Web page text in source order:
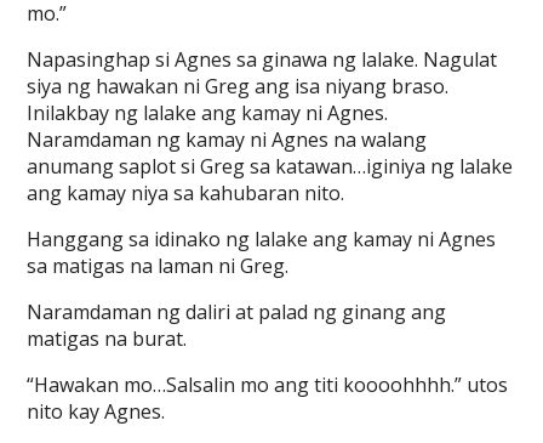
mo.”
Napasinghap si Agnes sa ginawa ng lalake. Nagulat
siya ng hawakan ni Greg ang isa niyang braso.
Inilakbay ng lalake ang kamay ni Agnes.
Naramdaman ng kamay ni Agnes na walang
anumang saplot si Greg sa katawan…iginiya ng lalake
ang kamay niya sa kahubaran nito.
Hanggang sa idinako ng lalake ang kamay ni Agnes
sa matigas na laman ni Greg.
Naramdaman ng daliri at palad ng ginang ang
matigas na burat.
“Hawakan mo…Salsalin mo ang titi koooohhhh.” utos
nito kay Agnes.